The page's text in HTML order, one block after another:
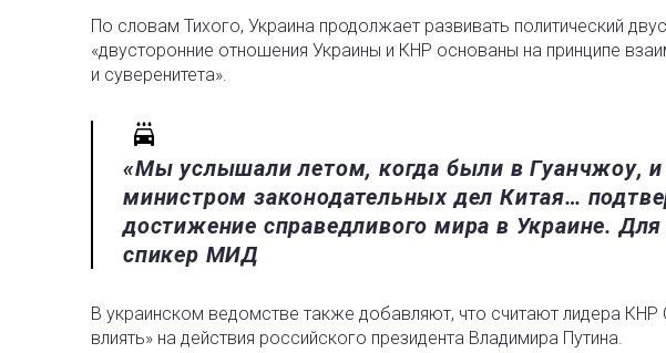
По словам Тихого, Украина продолжает развивать политический
«двусторонние отношения Украины и КНР основаны на принципе
и суверенитета».
«Мы услышали летом, когда были в Гуанчжоу, и
министром законодательных дел Китая…
достижение справедливого мира в Украине.
спикер МИД
В украинском ведомстве также добавляют, что считают лидера КНР
влиять» на действия российского президента Владимира Путина.